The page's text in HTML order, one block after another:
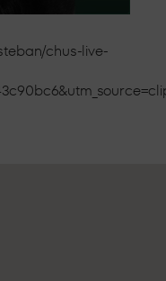
chus-live-